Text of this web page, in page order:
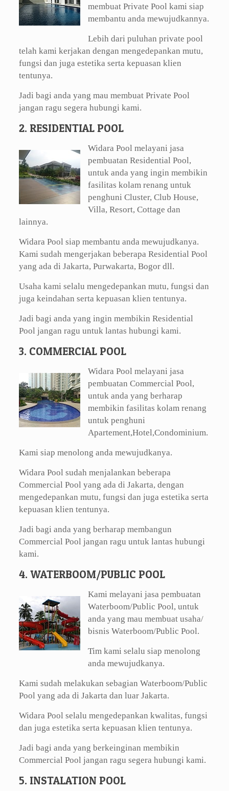
membuat Private Pool kami siap
membantu anda mewujudkannya.
Lebih dari puluhan private pool
telah kami kerjakan dengan mengedepankan mutu,
fungsi dan juga estetika serta kepuasan klien
tentunya.
Jadi bagi anda yang mau membuat Private Pool
jangan ragu segera hubungi kami.
2. RESIDENTIAL POOL
Widara Pool melayani jasa
pembuatan Residential Pool,
untuk anda yang ingin membikin
fasilitas kolam renang untuk
penghuni Cluster, Club House,
Villa, Resort, Cottage dan
lainnya.
Widara Pool siap membantu anda mewujudkanya.
Kami sudah mengerjakan beberapa Residential Pool
yang ada di Jakarta, Purwakarta, Bogor dll.
Usaha kami selalu mengedepankan mutu, fungsi dan
juga keindahan serta kepuasan klien tentunya.
Jadi bagi anda yang ingin membikin Residential
Pool jangan ragu untuk lantas hubungi kami.
3. COMMERCIAL POOL
Widara Pool melayani jasa
pembuatan Commercial Pool,
untuk anda yang berharap
membikin fasilitas kolam renang
untuk penghuni
Apartement,Hotel,Condominium.
Kami siap menolong anda mewujudkanya.
Widara Pool sudah menjalankan beberapa
Commercial Pool yang ada di Jakarta, dengan
mengedepankan mutu, fungsi dan juga estetika serta
kepuasan klien tentunya.
Jadi bagi anda yang berharap membangun
Commercial Pool jangan ragu untuk lantas hubungi
kami.
4. WATERBOOM/PUBLIC POOL
Kami melayani jasa pembuatan
Waterboom/Public Pool, untuk
anda yang mau membuat usaha/
bisnis Waterboom/Public Pool.
Tim kami selalu siap menolong
anda mewujudkanya.
Kami sudah melakukan sebagian Waterboom/Public
Pool yang ada di Jakarta dan luar Jakarta.
Widara Pool selalu mengedepankan kwalitas, fungsi
dan juga estetika serta kepuasan klien tentunya.
Jadi bagi anda yang berkeinginan membikin
Commercial Pool jangan ragu segera hubungi kami.
5. INSTALATION POOL